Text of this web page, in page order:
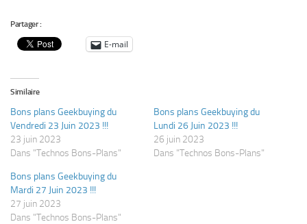
Partager :
E-mail
Similaire
Bons plans Geekbuying du
Vendredi 23 Juin 2023 !!!
23 juin 2023
Dans "Technos Bons-Plans"
Bons plans Geekbuying du
Lundi 26 Juin 2023 !!!
26 juin 2023
Dans "Technos Bons-Plans"
Bons plans Geekbuying du
Mardi 27 Juin 2023 !!!
27 juin 2023
Dans "Technos Bons-Plans"